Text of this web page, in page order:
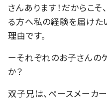
さんあります！だからこ
る方へ私の経験を届けた
理由です。
ーそれぞれのお子さんの
か？
双子兄は、ペースメーカ